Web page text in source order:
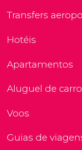
Transfers
Hotéis
Apartamentos
Aluguel de
Voos
Guias de